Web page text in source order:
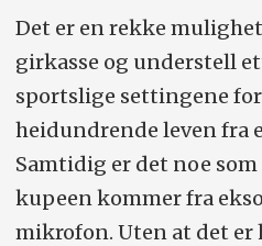
Det er en rekke
girkasse og understell
sportslige settingene
heidundrende leven fra
Samtidig er det noe
kupeen kommer fra
mikrofon. Uten at det er